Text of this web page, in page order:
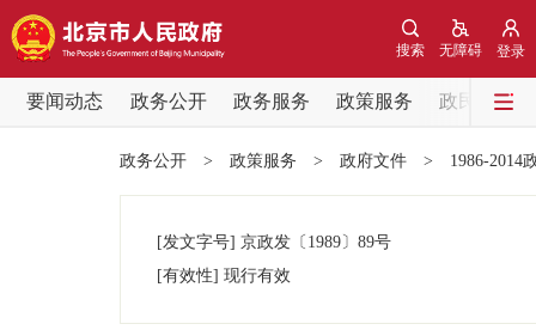
登录
无障碍
搜索
要闻动态 政务公开 政务服务 政策服务
政民互动
党中央精神
政务公开 > 政策服务 > 政府文件 > 1986-2014
[发文字号] 京政发 〔1989〕 89号
[有效性] 现行有效